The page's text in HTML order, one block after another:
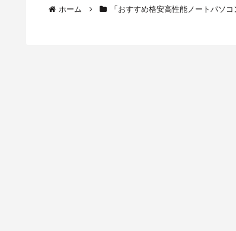
ホーム 「おすすめ格安高性能ノートパソ